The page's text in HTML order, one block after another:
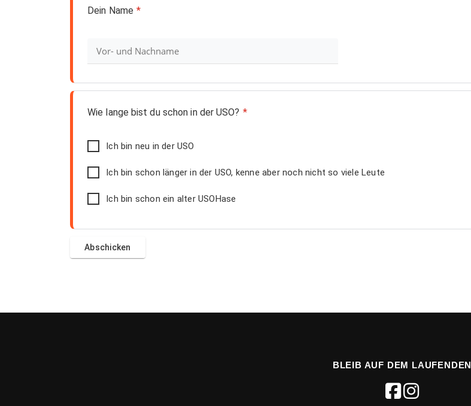
Dein Name *
Wie lange bist du schon in der USO? *
Ich bin neu in der USO
Ich bin schon länger in der USO, kenne aber noch nicht so viele Leute
Ich bin schon ein alter USOHase
BLEIB AUF DEM LAUFENDEN